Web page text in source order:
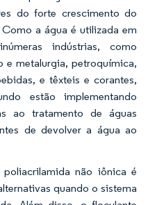
do forte crescimento do
a água é utilizada em
indústrias, como
e metalurgia, petroquímica,
e têxteis e corantes,
estão implementando
ao tratamento de águas
de devolver a água ao
não iônica é
quando o sistema